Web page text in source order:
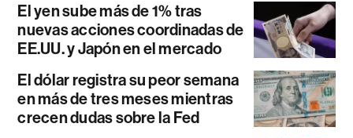
El yen sube más de 1% tras
nuevas acciones coordinadas de
EE.UU. y Japón en el mercado
El dólar registra su peor semana
en más de tres meses mientras
crecen dudas sobre la Fed